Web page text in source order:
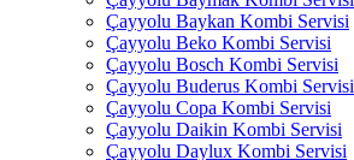
Çayyolu Baykan Kombi Servisi
Çayyolu Beko Kombi Servisi
Çayyolu Bosch Kombi Servisi
Çayyolu Buderus Kombi Servisi
Çayyolu Copa Kombi Servisi
Çayyolu Daikin Kombi Servisi
Çayyolu Daylux Kombi Servisi